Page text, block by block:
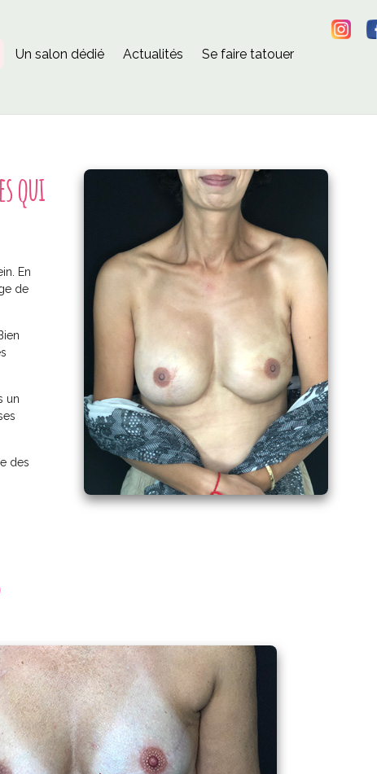
Un salon dédié Actualités Se faire tatouer
qui
En
de
un
des